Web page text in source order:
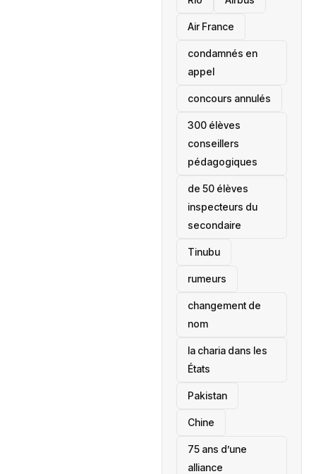
Air France
condamnés en
appel
concours annulés
300 élèves
conseillers
pédagogiques
de 50 élèves
inspecteurs du
secondaire
Tinubu
rumeurs
changement de
nom
la charia dans les
États
‎Pakistan
Chine
75 ans d’une
alliance